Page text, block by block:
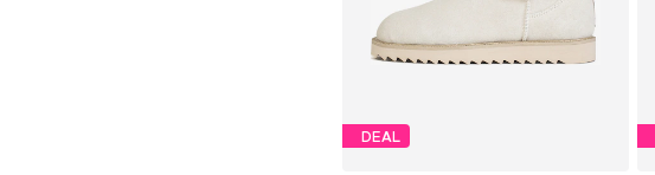
DEAL